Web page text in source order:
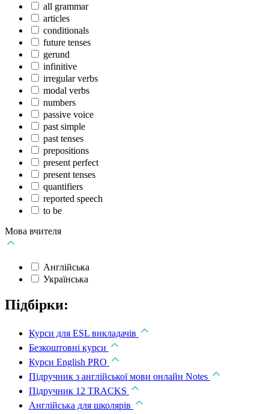
all grammar
articles
conditionals
future tenses
gerund
infinitive
irregular verbs
modal verbs
numbers
passive voice
past simple
past tenses
prepositions
present perfect
present tenses
quantifiers
reported speech
to be
Мова вчителя
Англійська
Українська
Підбірки:
Курси для ESL викладачів
Безкоштовні курси
Курси English PRO
Підручник з англійської мови онлайн Notes
Підручник 12 TRACKS
Англійська для школярів